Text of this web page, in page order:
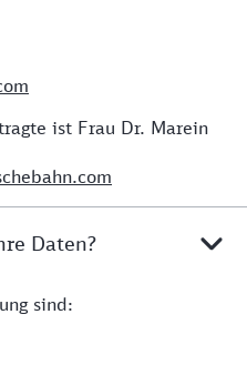
ist Frau Dr. Marein
Daten?
sind: